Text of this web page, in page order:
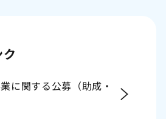
に関する公募（助成・